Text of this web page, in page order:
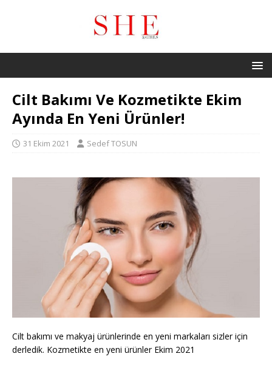
Cilt Bakımı Ve Kozmetikte Ekim
Ayında En Yeni Ürünler!
31 Ekim 2021 Sedef TOSUN
Cilt bakımı ve makyaj ürünlerinde en yeni markaları sizler için
derledik. Kozmetikte en yeni ürünler Ekim 2021